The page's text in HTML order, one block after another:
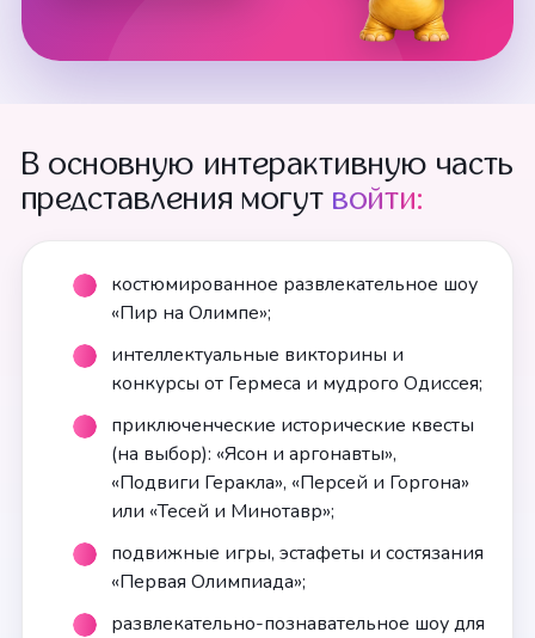
В основную интерактивную часть
представления могут войти:
костюмированное развлекательное шоу
«Пир на Олимпе»;
интеллектуальные викторины и
конкурсы от Гермеса и мудрого Одиссея;
приключенческие исторические квесты
(на выбор): «Ясон и аргонавты»,
«Подвиги Геракла», «Персей и Горгона»
или «Тесей и Минотавр»;
подвижные игры, эстафеты и состязания
«Первая Олимпиада»;
развлекательно-познавательное шоу для